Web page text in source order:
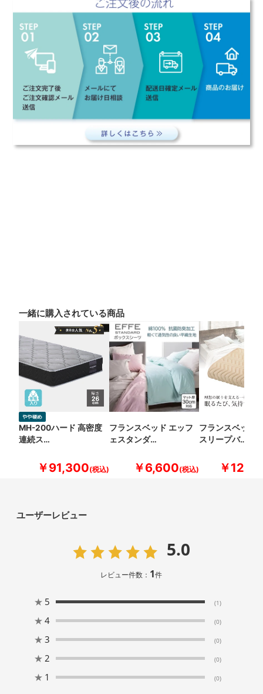
一緒に購入されている商品
MH-200ハード 高密度
連続ス…
￥91,300
フランスベッド エッフ
ェスタンダ…
￥6,600
フランスベッド
スリープバ…
￥
ユーザーレビュー
5.0
レビュー件数： 1件
★ 5 (1)
★ 4 (0)
★ 3 (0)
★ 2 (0)
★ 1 (0)